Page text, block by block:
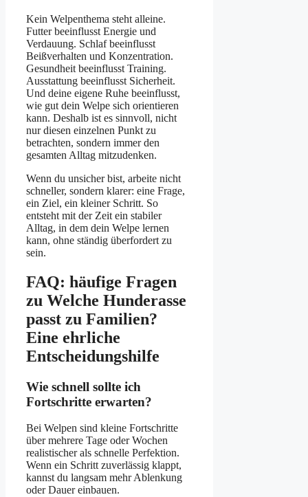
Kein Welpenthema steht alleine.
Futter beeinflusst Energie und
Verdauung. Schlaf beeinflusst
Beißverhalten und Konzentration.
Gesundheit beeinflusst Training.
Ausstattung beeinflusst Sicherheit.
Und deine eigene Ruhe beeinflusst,
wie gut dein Welpe sich orientieren
kann. Deshalb ist es sinnvoll, nicht
nur diesen einzelnen Punkt zu
betrachten, sondern immer den
gesamten Alltag mitzudenken.
Wenn du unsicher bist, arbeite nicht
schneller, sondern klarer: eine Frage,
ein Ziel, ein kleiner Schritt. So
entsteht mit der Zeit ein stabiler
Alltag, in dem dein Welpe lernen
kann, ohne ständig überfordert zu
sein.
FAQ: häufige Fragen
zu Welche Hunderasse
passt zu Familien?
Eine ehrliche
Entscheidungshilfe
Wie schnell sollte ich
Fortschritte erwarten?
Bei Welpen sind kleine Fortschritte
über mehrere Tage oder Wochen
realistischer als schnelle Perfektion.
Wenn ein Schritt zuverlässig klappt,
kannst du langsam mehr Ablenkung
oder Dauer einbauen.